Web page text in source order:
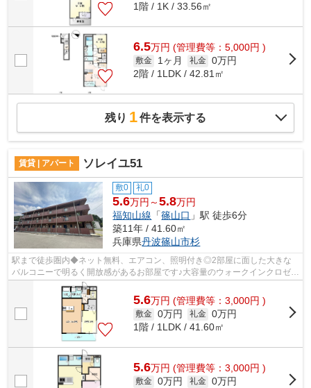
1階 / 1K / 33.56㎡
6.5万円 (管理費等：5,000円 )
敷金 1ヶ月 礼金 0万円
2階 / 1LDK / 42.81㎡
残り 1件を表示する
賃貸 | アパート ソレイユ51
敷0 礼0
5.6万円～5.8万円
福知山線 「篠山口 」駅 徒歩6分
築11年 / 41.60㎡
兵庫県丹波篠山市杉
駅まで徒歩圏内◆ネット無料、エアコン、照明付き◎2部屋に面した大きな
バルコニーで明るく開放感があるお部屋です♪大容量のウォークインクロゼッ
ト付きでお荷物の多い方も安心ですね◎
5.6万円 (管理費等：3,000円 )
敷金 0万円 礼金 0万円
1階 / 1LDK / 41.60㎡
5.6万円 (管理費等：3,000円 )
敷金 0万円 礼金 0万円